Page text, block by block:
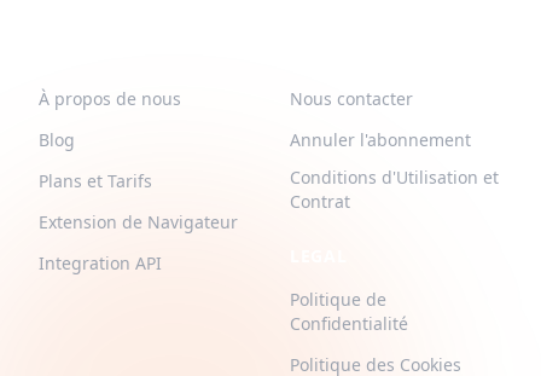
À propos de nous
Blog
Plans et Tarifs
Extension de Navigateur
Integration API
Nous contacter
Annuler l'abonnement
Conditions d'Utilisation et
Contrat
Politique de
Confidentialité
Politique des Cookies